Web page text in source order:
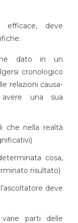
efficace, deve
dato in un
cronologico
relazioni causa-
una sua
che nella realtà
cosa,
risultato)
deve
parti delle